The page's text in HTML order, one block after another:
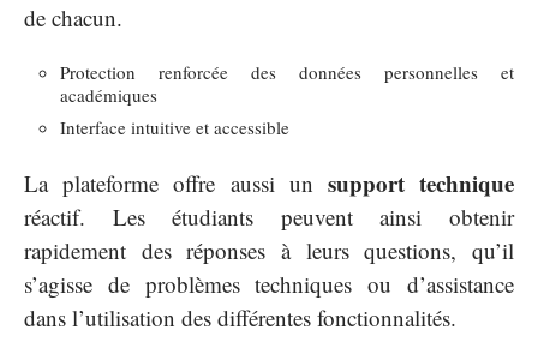
de chacun.
Protection renforcée des données personnelles et
académiques
Interface intuitive et accessible
La plateforme offre aussi un support technique
réactif. Les étudiants peuvent ainsi obtenir
rapidement des réponses à leurs questions, qu’il
s’agisse de problèmes techniques ou d’assistance
dans l’utilisation des différentes fonctionnalités.